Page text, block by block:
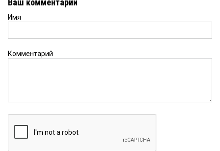
Ваш комментарий
Имя
Комментарий